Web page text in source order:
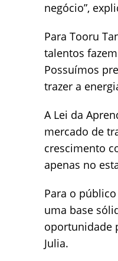
negócio”,
Para Tooru
talentos
Possuímos
trazer a
A Lei da
mercado de
crescimento
apenas no
Para o
uma base
oportunidade
Julia.